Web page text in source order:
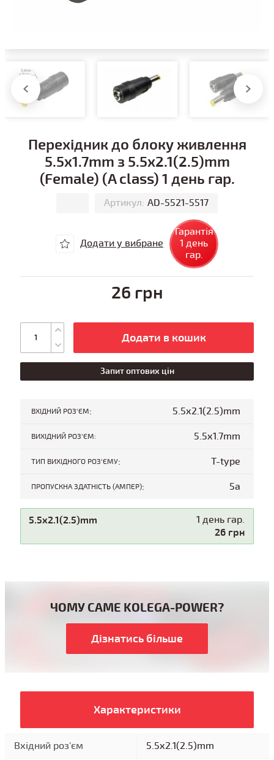
Перехідник до блоку живлення
5.5x1.7mm з 5.5x2.1(2.5)mm
(Female) (A class) 1 день гар.
Артикул: AD-5521-5517
Додати у вибране
Гарантія
1 день
гар.
26 грн
Додати в кошик
Запит оптових цін
ВХІДНИЙ РОЗ'ЄМ: 5.5x2.1(2.5)mm
ВИХІДНИЙ РОЗ'ЄМ: 5.5x1.7mm
ТИП ВИХІДНОГО РОЗ'ЄМУ: T-type
ПРОПУСКНА ЗДАТНІСТЬ (АМПЕР): 5a
5.5x2.1(2.5)mm 1 день гар.
26 грн
ЧОМУ САМЕ KOLEGA-POWER?
Дізнатись більше
Характеристики
Вхідний роз'єм
5.5x2.1(2.5)mm